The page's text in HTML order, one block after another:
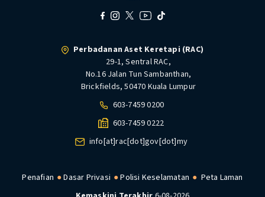
Perbadanan Aset Keretapi (RAC)
29-1, Sentral RAC,
No.16 Jalan Tun Sambanthan,
Brickfields, 50470 Kuala Lumpur
603-7459 0200
603-7459 0222
info[at]rac[dot]gov[dot]my
Penafian Dasar Privasi Polisi Keselamatan
Peta Laman